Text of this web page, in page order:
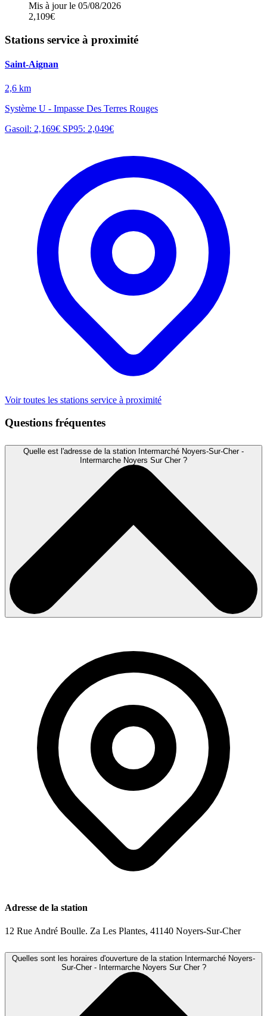
Mis à jour le 05/08/2026
2,109€
Stations service à proximité
Saint-Aignan
2,6 km
Système U - Impasse Des Terres Rouges
Gasoil: 2,169€ SP95: 2,049€
Voir toutes les stations service à proximité
Questions fréquentes
Quelle est l'adresse de la station Intermarché Noyers-Sur-Cher -
Intermarche Noyers Sur Cher ?
Adresse de la station
12 Rue André Boulle. Za Les Plantes, 41140 Noyers-Sur-Cher
Quelles sont les horaires d'ouverture de la station Intermarché Noyers-
Sur-Cher - Intermarche Noyers Sur Cher ?